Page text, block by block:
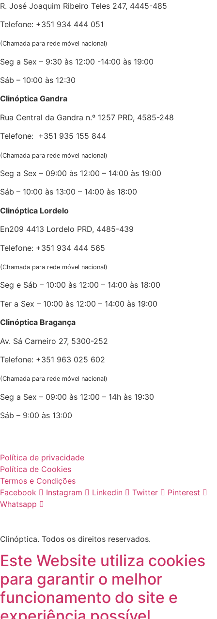
R. José Joaquim Ribeiro Teles 247, 4445-485
Telefone: +351 934 444 051
(Chamada para rede móvel nacional)
Seg a Sex – 9:30 às 12:00 -14:00 às 19:00
Sáb – 10:00 às 12:30
Clinóptica Gandra
Rua Central da Gandra n.º 1257 PRD, 4585-248
Telefone: +351 935 155 844
(Chamada para rede móvel nacional)
Seg a Sex – 09:00 às 12:00 – 14:00 às 19:00
Sáb – 10:00 às 13:00 – 14:00 às 18:00
Clinóptica Lordelo
En209 4413 Lordelo PRD, 4485-439
Telefone: +351 934 444 565
(Chamada para rede móvel nacional)
Seg e Sáb – 10:00 às 12:00 – 14:00 às 18:00
Ter a Sex – 10:00 às 12:00 – 14:00 às 19:00
Clinóptica Bragança
Av. Sá Carneiro 27, 5300-252
Telefone: +351 963 025 602
(Chamada para rede móvel nacional)
Seg a Sex – 09:00 às 12:00 – 14h às 19:30
Sáb – 9:00 às 13:00
Política de privacidade
Política de Cookies
Termos e Condições
Facebook
Instagram Linkedin Twitter
Pinterest
Whatsapp
Clinóptica. Todos os direitos reservados.
Este Website utiliza cookies
para garantir o melhor
funcionamento do site e